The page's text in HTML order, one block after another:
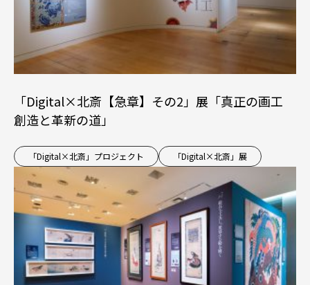
「Digital×北斎【急章】その2」展「真正の画工
創造と革新の道」
「Digital×北斎」プロジェクト 「Digital×北斎」展